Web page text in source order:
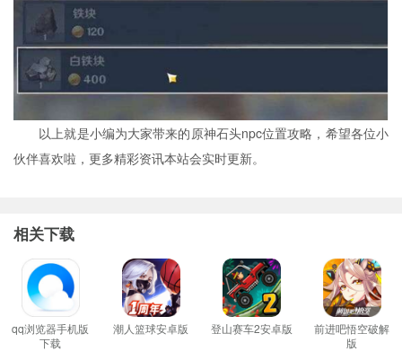
以上就是小编为大家带来的原神石头npc位置攻略，希望各位小
伙伴喜欢啦，更多精彩资讯本站会实时更新。
相关下载
qq浏览器手机版
下载
潮人篮球安卓版 登山赛车2安卓版
前进吧悟空破解
版